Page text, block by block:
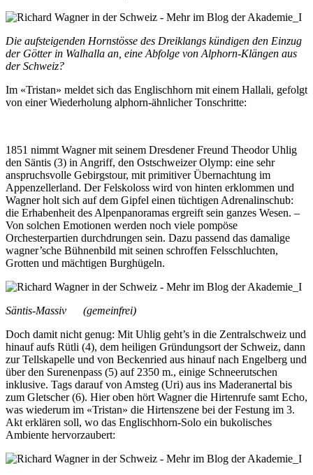
Die aufsteigenden Hornstösse des Dreiklangs kündigen den Einzug
der Götter in Walhalla an, eine Abfolge von Alphorn-Klängen aus
der Schweiz?
Im «Tristan» meldet sich das Englischhorn mit einem Hallali, gefolgt
von einer Wiederholung alphorn-ähnlicher Tonschritte:
1851 nimmt Wagner mit seinem Dresdener Freund Theodor Uhlig
den Säntis (3) in Angriff, den Ostschweizer Olymp: eine sehr
anspruchsvolle Gebirgstour, mit primitiver Übernachtung im
Appenzellerland. Der Felskoloss wird von hinten erklommen und
Wagner holt sich auf dem Gipfel einen tüchtigen Adrenalinschub:
die Erhabenheit des Alpenpanoramas ergreift sein ganzes Wesen. –
Von solchen Emotionen werden noch viele pompöse
Orchesterpartien durchdrungen sein. Dazu passend das damalige
wagner’sche Bühnenbild mit seinen schroffen Felsschluchten,
Grotten und mächtigen Burghügeln.
Säntis-Massiv (gemeinfrei)
Doch damit nicht genug: Mit Uhlig geht’s in die Zentralschweiz und
hinauf aufs Rütli (4), dem heiligen Gründungsort der Schweiz, dann
zur Tellskapelle und von Beckenried aus hinauf nach Engelberg und
über den Surenenpass (5) auf 2350 m., einige Schneerutschen
inklusive. Tags darauf von Amsteg (Uri) aus ins Maderanertal bis
zum Gletscher (6). Hier oben hört Wagner die Hirtenrufe samt Echo,
was wiederum im «Tristan» die Hirtenszene bei der Festung im 3.
Akt erklären soll, wo das Englischhorn-Solo ein bukolisches
Ambiente hervorzaubert: